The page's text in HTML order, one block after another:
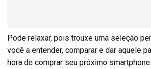
Pode relaxar, pois trouxe uma seleção
você a entender, comparar e dar aquele
hora de comprar seu próximo